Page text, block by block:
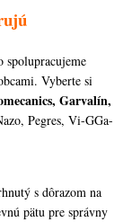
spolupracujeme
Vyberte si
Garvalín,
Pegres, Vi-GGa-
s dôrazom na
pätu pre správny